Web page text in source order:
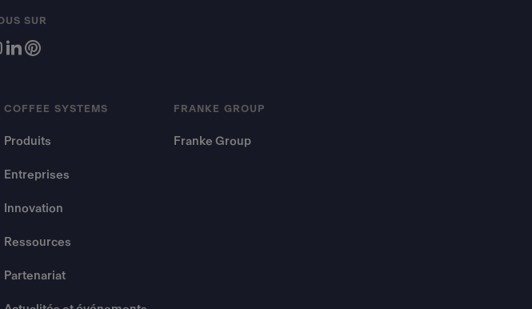
COFFEE SYSTEMS
Produits
Entreprises
Innovation
Ressources
Partenariat
FRANKE GROUP
Franke Group
SUR